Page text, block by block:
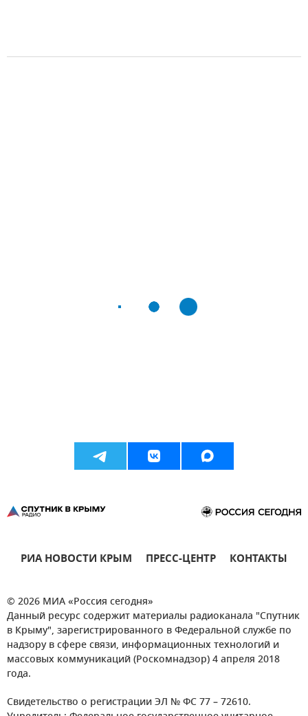
РИА НОВОСТИ КРЫМ ПРЕСС-ЦЕНТР КОНТАКТЫ
© 2026 МИА «Россия сегодня»
Данный ресурс содержит материалы радиоканала "Спутник
в Крыму", зарегистрированного в Федеральной службе по
надзору в сфере связи, информационных технологий и
массовых коммуникаций (Роскомнадзор) 4 апреля 2018
года.
Свидетельство о регистрации ЭЛ № ФС 77 – 72610.